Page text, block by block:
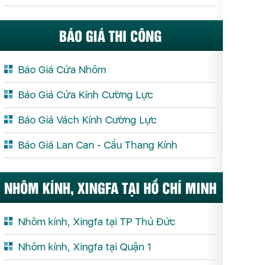
BÁO GIÁ THI CÔNG
Báo Giá Cửa Nhôm
Báo Giá Cửa Kính Cường Lực
Báo Giá Vách Kính Cường Lực
Báo Giá Lan Can - Cầu Thang Kính
NHÔM KÍNH, XINGFA TẠI HỒ CHÍ MINH
Nhôm kính, Xingfa tại TP Thủ Đức
Nhôm kính, Xingfa tại Quận 1